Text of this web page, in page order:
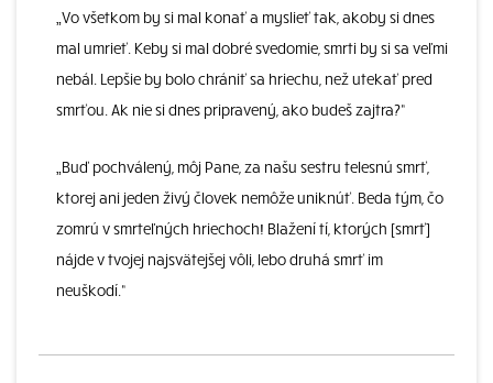
„Vo všetkom by si mal konať a myslieť tak, akoby si dnes
mal umrieť. Keby si mal dobré svedomie, smrti by si sa veľmi
nebál. Lepšie by bolo chrániť sa hriechu, než utekať pred
smrťou. Ak nie si dnes pripravený, ako budeš zajtra?“
„Buď pochválený, môj Pane, za našu sestru telesnú smrť,
ktorej ani jeden živý človek nemôže uniknúť. Beda tým, čo
zomrú v smrteľných hriechoch! Blažení tí, ktorých [smrť]
nájde v tvojej najsvätejšej vôli, lebo druhá smrť im
neuškodí.“